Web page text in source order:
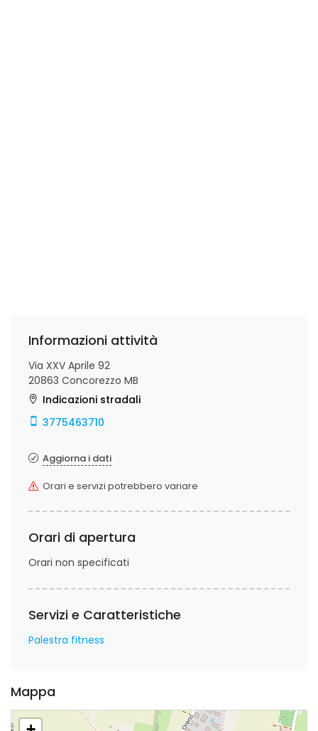
Informazioni attività
Via XXV Aprile 92
20863 Concorezzo MB
Indicazioni stradali
3775463710
Aggiorna i dati
Orari e servizi potrebbero variare
Orari di apertura
Orari non specificati
Servizi e Caratteristiche
Palestra fitness
Mappa